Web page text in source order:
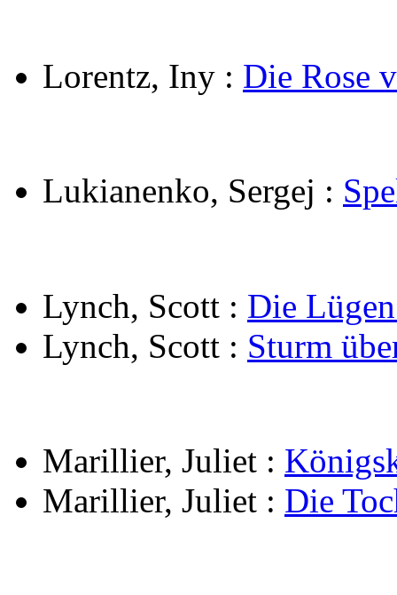
Lorentz, Iny : Die Rose
Lukianenko, Sergej :
Lynch, Scott : Die
Lynch, Scott : Sturm
Marillier, Juliet :
Marillier, Juliet : Die